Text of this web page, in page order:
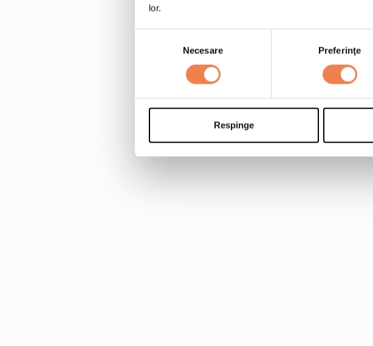
lor.
consimțământului
Necesare Preferinţe
Respinge